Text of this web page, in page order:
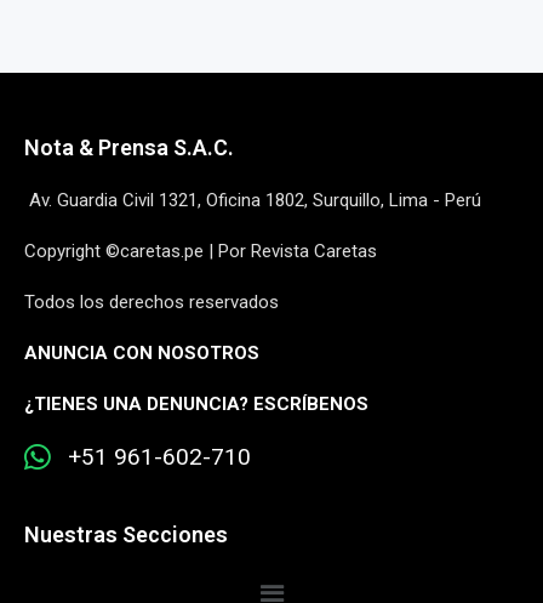
Nota & Prensa S.A.C.
Av. Guardia Civil 1321, Oficina 1802, Surquillo, Lima - Perú
Copyright ©caretas.pe | Por Revista Caretas
Todos los derechos reservados
ANUNCIA CON NOSOTROS
¿TIENES UNA DENUNCIA? ESCRÍBENOS
+51 961-602-710
Nuestras Secciones